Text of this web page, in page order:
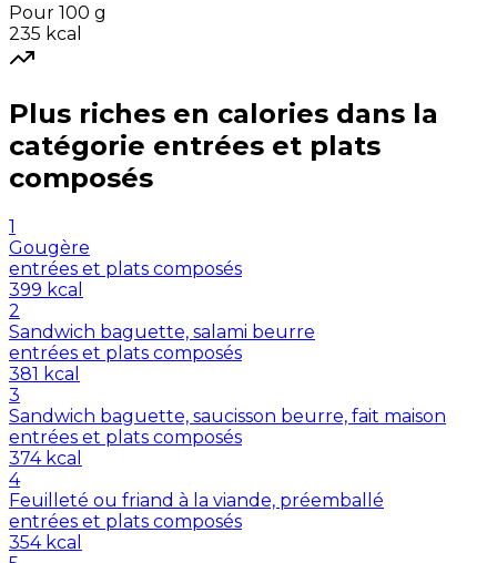
Pour 100 g
235 kcal
Plus riches en calories dans la
catégorie entrées et plats
composés
1
Gougère
entrées et plats composés
399 kcal
2
Sandwich baguette, salami beurre
entrées et plats composés
381 kcal
3
Sandwich baguette, saucisson beurre, fait maison
entrées et plats composés
374 kcal
4
Feuilleté ou friand à la viande, préemballé
entrées et plats composés
354 kcal